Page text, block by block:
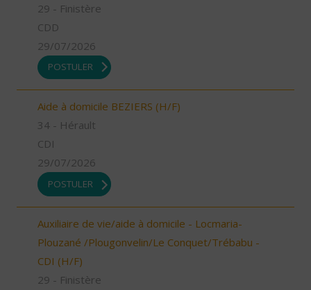
29 - Finistère
CDD
29/07/2026
POSTULER
Aide à domicile BEZIERS (H/F)
34 - Hérault
CDI
29/07/2026
POSTULER
Auxiliaire de vie/aide à domicile - Locmaria-
Plouzané /Plougonvelin/Le Conquet/Trébabu -
CDI (H/F)
29 - Finistère